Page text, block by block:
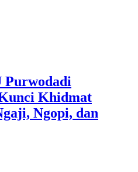
Purwodadi
Khidmat
Ngopi, dan